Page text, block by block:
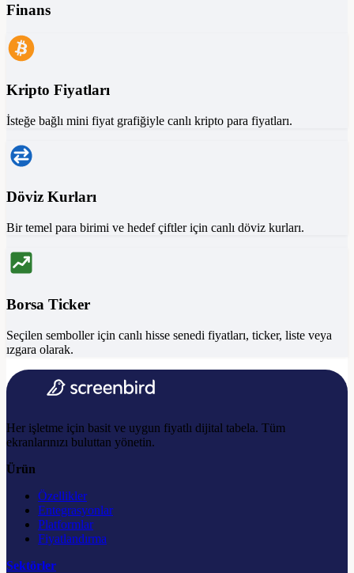
Finans
Kripto Fiyatları
İsteğe bağlı mini fiyat grafiğiyle canlı kripto para fiyatları.
Döviz Kurları
Bir temel para birimi ve hedef çiftler için canlı döviz kurları.
Borsa Ticker
Seçilen semboller için canlı hisse senedi fiyatları, ticker, liste veya
ızgara olarak.
Her işletme için basit ve uygun fiyatlı dijital tabela. Tüm
ekranlarınızı buluttan yönetin.
Ürün
Özellikler
Entegrasyonlar
Platformlar
Fiyatlandırma
Sektörler